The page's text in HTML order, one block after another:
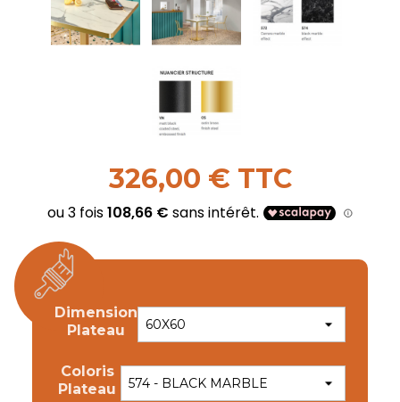
326,00 € TTC
Dimension
Plateau
Coloris
Plateau